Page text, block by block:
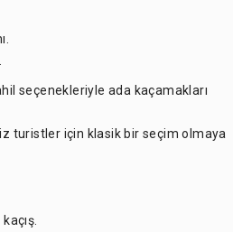
seçenekleriyle ada kaçamakları
turistler için klasik bir seçim olmaya